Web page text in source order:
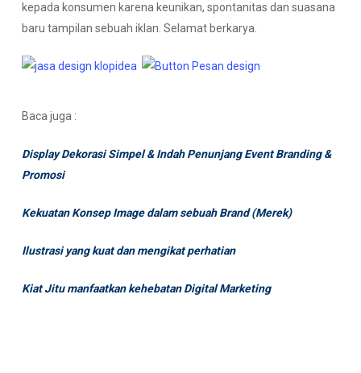
kepada konsumen karena keunikan, spontanitas dan suasana
baru tampilan sebuah iklan. Selamat berkarya.
Baca juga :
Display Dekorasi Simpel & Indah Penunjang Event Branding &
Promosi
Kekuatan Konsep Image dalam sebuah Brand (Merek)
Ilustrasi yang kuat dan mengikat perhatian
Kiat Jitu manfaatkan kehebatan Digital Marketing